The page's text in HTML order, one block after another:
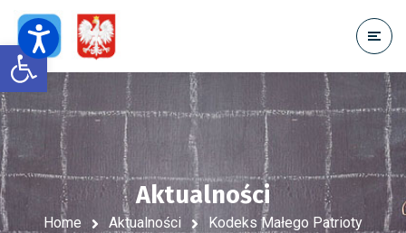
Open toolbar
Aktualności
Home Aktualności Kodeks Małego Patrioty